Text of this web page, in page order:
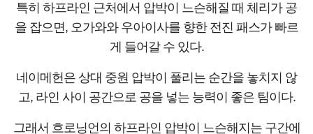
특히 하프라인 근처에서 압박이 느슨해질 때 체리가 공
을 잡으면, 오가와와 우아이사를 향한 전진 패스가 빠르
게 들어갈 수 있다.
네이메헌은 상대 중원 압박이 풀리는 순간을 놓치지 않
고, 라인 사이 공간으로 공을 넣는 능력이 좋은 팀이다.
그래서 흐로닝언의 하프라인 압박이 느슨해지는 구간에